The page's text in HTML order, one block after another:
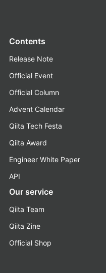
Contents
Release Note
Official Event
Official Column
Advent Calendar
Qiita Tech Festa
Qiita Award
Engineer White Paper
API
Our service
Qiita Team
Qiita Zine
Official Shop